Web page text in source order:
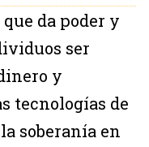
da poder y
ser
y
tecnologías de
soberanía en